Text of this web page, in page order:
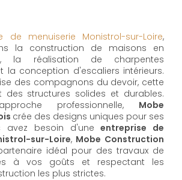
de menuiserie Monistrol-sur-Loire,
la construction de maisons en
la réalisation de charpentes
la conception d'escaliers intérieurs.
des compagnons du devoir, cette
des structures solides et durables.
professionnelle, Mobe
crée des designs uniques pour ses
avez besoin d'uneentreprise de
sur-Loire, Mobe Construction
idéal pour des travaux de
à vos goûts et respectant les
les plus strictes.